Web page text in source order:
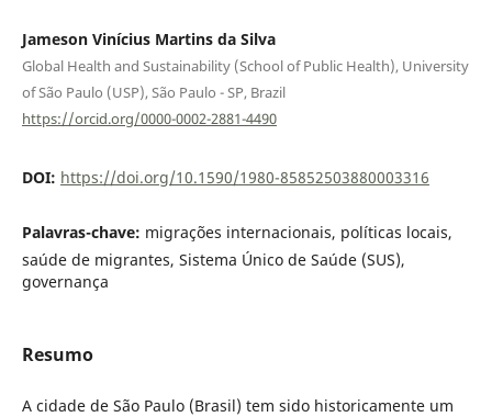
Jameson Vinícius Martins da Silva
Global Health and Sustainability (School of Public Health), University
of São Paulo (USP), São Paulo - SP, Brazil
https://orcid.org/0000-0002-2881-4490
DOI: https://doi.org/10.1590/1980-85852503880003316
Palavras-chave: migrações internacionais, políticas locais,
saúde de migrantes, Sistema Único de Saúde (SUS),
governança
Resumo
A cidade de São Paulo (Brasil) tem sido historicamente um